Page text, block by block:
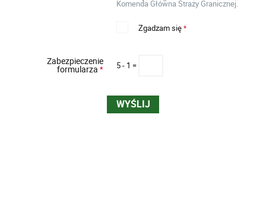
Komenda Główna Straży Granicznej.
Zgadzam się*
Zabezpieczenie
formularza* 5 - 1 =